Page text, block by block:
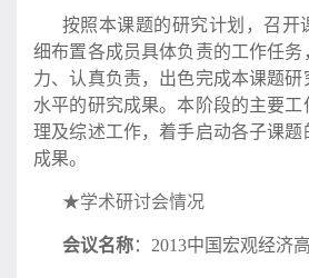
按照本课题的研究计划，召开
细布置各成员具体负责的工作任
力、认真负责，出色完成本课题研
水平的研究成果。本阶段的主要
理及综述工作，着手启动各子课
成果。
★学术研讨会情况
会议名称：2013中国宏观经济